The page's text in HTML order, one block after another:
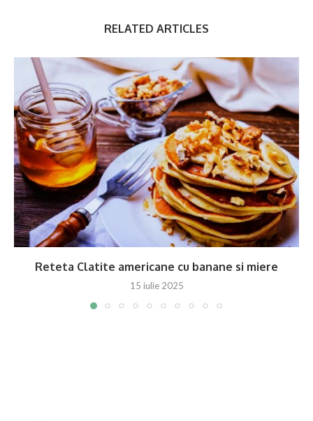
RELATED ARTICLES
Reteta Clatite americane cu banane si miere
15 iulie 2025